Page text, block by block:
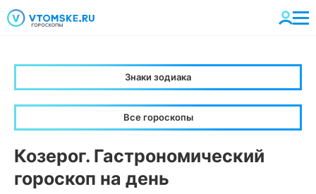
Знаки зодиака
Козерог. Гастрономический
гороскоп на день
Все гороскопы